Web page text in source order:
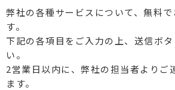
弊社の各種サービスについて、無料
す。
下記の各項目をご入力の上、送信ボ
い。
2営業日以内に、弊社の担当者よりご
ます。